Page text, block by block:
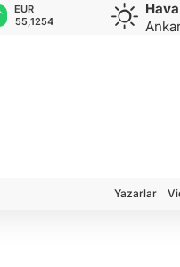
EUR
55,1254
GBP
64,3468
Yazarlar